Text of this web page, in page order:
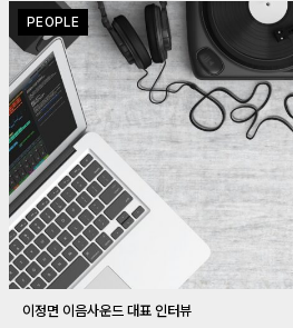
PEOPLE
이정면 이음사운드 대표 인터뷰